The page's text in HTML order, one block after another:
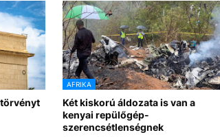
AFRIKA
Két kiskorú áldozata is van a
kenyai repülőgép-
szerencsétlenségnek